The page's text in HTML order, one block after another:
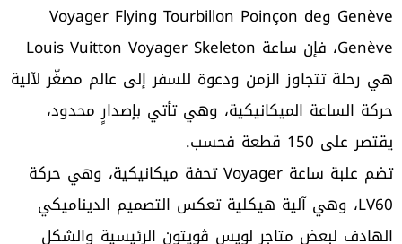
Genève وVoyager Flying Tourbillon Poinçon de
Genève، فإن ساعة Louis Vuitton Voyager Skeleton
هي رحلة تتجاوز الزمن ودعوة للسفر إلى عالم مصغّر لآلية
حركة الساعة الميكانيكية، وهي تأتي بإصدارٍ محدود،
يقتصر على 150 قطعة فحسب.
تضم علبة ساعة Voyager تحفة ميكانيكية، وهي حركة
LV60، وهي آلية هيكلية تعكس التصميم الديناميكي
الهادف لبعض متاجر لويس ڤويتون الرئيسية والشكل